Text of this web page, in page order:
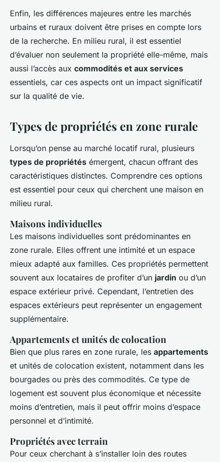
Enfin, les différences majeures entre les marchés
urbains et ruraux doivent être prises en compte lors
de la recherche. En milieu rural, il est essentiel
d’évaluer non seulement la propriété elle-même, mais
aussi l’accès aux commodités et aux services
essentiels, car ces aspects ont un impact significatif
sur la qualité de vie.
Types de propriétés en zone rurale
Lorsqu’on pense au marché locatif rural, plusieurs
types de propriétés émergent, chacun offrant des
caractéristiques distinctes. Comprendre ces options
est essentiel pour ceux qui cherchent une maison en
milieu rural.
Maisons individuelles
Les maisons individuelles sont prédominantes en
zone rurale. Elles offrent une intimité et un espace
mieux adapté aux familles. Ces propriétés permettent
souvent aux locataires de profiter d’un jardin ou d’un
espace extérieur privé. Cependant, l’entretien des
espaces extérieurs peut représenter un engagement
supplémentaire.
Appartements et unités de colocation
Bien que plus rares en zone rurale, les appartements
et unités de colocation existent, notamment dans les
bourgades ou près des commodités. Ce type de
logement est souvent plus économique et nécessite
moins d’entretien, mais il peut offrir moins d’espace
personnel et d’intimité.
Propriétés avec terrain
Pour ceux cherchant à s’installer loin des routes